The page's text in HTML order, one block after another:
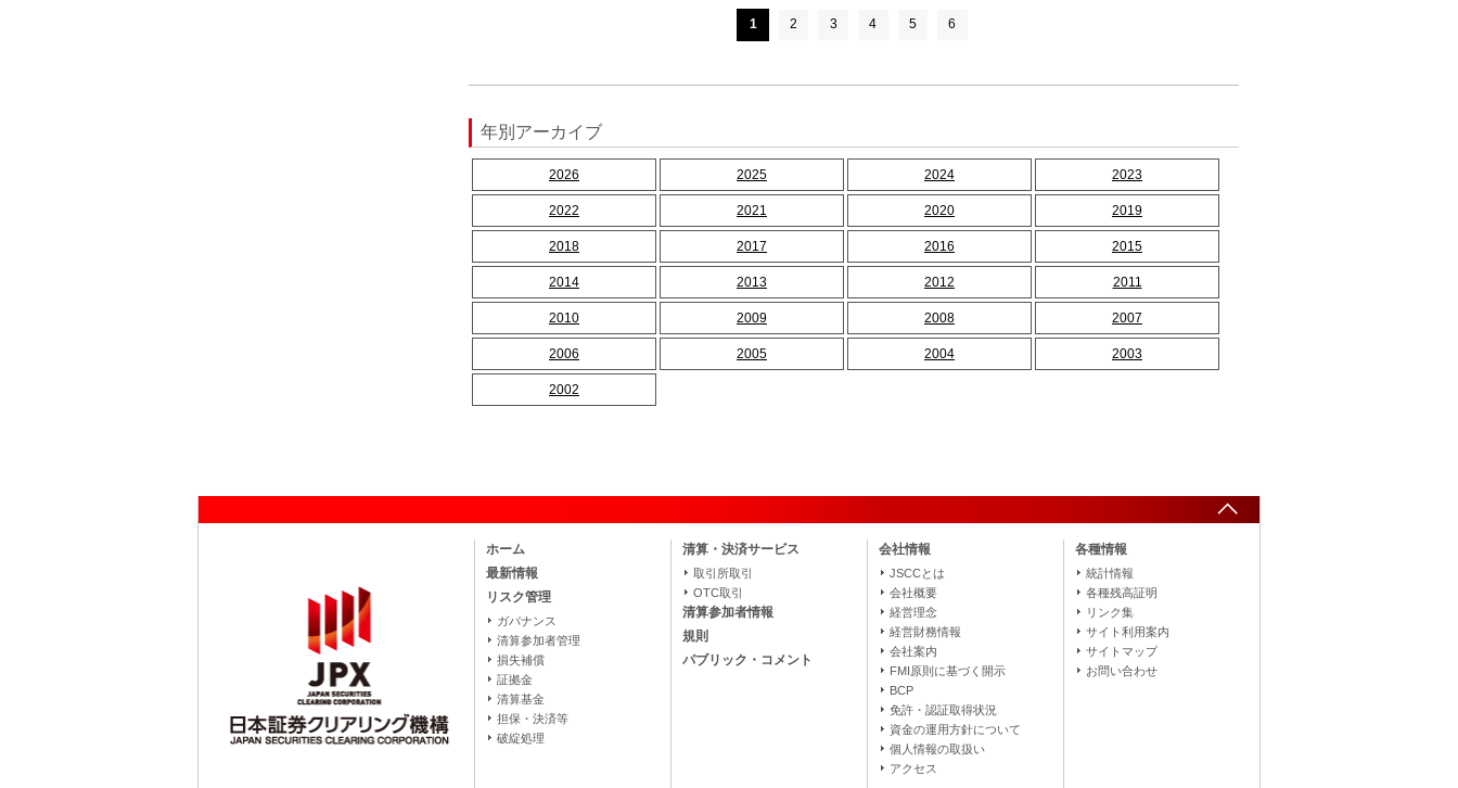
1 2 3 4 5 6
年別アーカイブ
2026 2025 2024 2023
2022 2021 2020 2019
2018 2017 2016 2015
2014 2013 2012 2011
2010 2009 2008 2007
2006 2005 2004 2003
2002
ホーム
最新情報
リスク管理
ガバナンス
清算参加者管理
損失補償
証拠金
清算基金
担保・決済等
破綻処理
清算・決済サービス
取引所取引
OTC取引
清算参加者情報
規則
パブリック・コメント
会社情報
JSCCとは
会社概要
経営理念
経営財務情報
会社案内
FMI原則に基づく開示
BCP
免許・認証取得状況
資金の運用方針について
個人情報の取扱い
アクセス
各種情報
統計情報
各種残高証明
リンク集
サイト利用案内
サイトマップ
お問い合わせ